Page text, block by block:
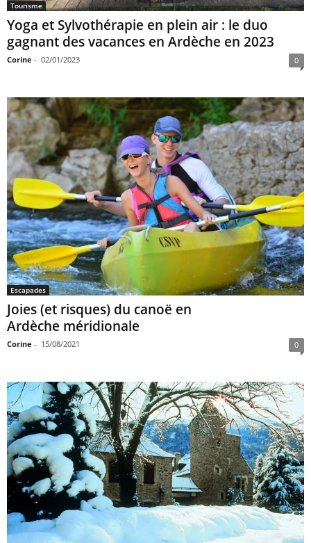
Tourisme
Yoga et Sylvothérapie en plein air : le duo
gagnant des vacances en Ardèche en 2023
Corine - 02/01/2023 0
Escapades
Joies (et risques) du canoë en
Ardèche méridionale
Corine - 15/08/2021 0